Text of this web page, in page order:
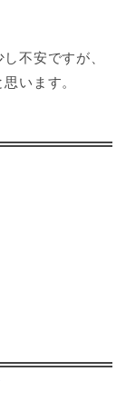
不安ですが、
います。